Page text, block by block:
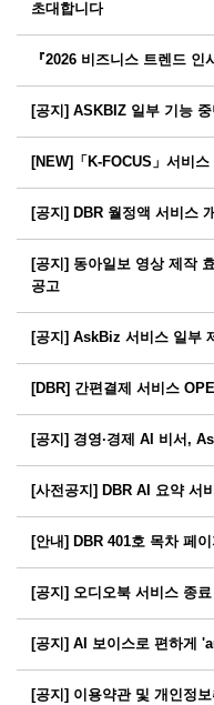
초대합니다
『2026 비즈니스 트렌드
[공지] ASKBIZ 일부 기능 중
[NEW]「K-FOCUS」서비스
[공지] DBR 월정액 서비스
[공지] 동아일보 영상 제작
공고
[공지] AskBiz 서비스 일부
[DBR] 간편결제 서비스
[공지] 경영·경제 AI 비서,
[사전공지] DBR AI 요약 서
[안내] DBR 401호 목차 페이
[공지] 오디오북 서비스 종
[공지] AI 보이스로 편하게
[공지] 이용약관 및 개인정